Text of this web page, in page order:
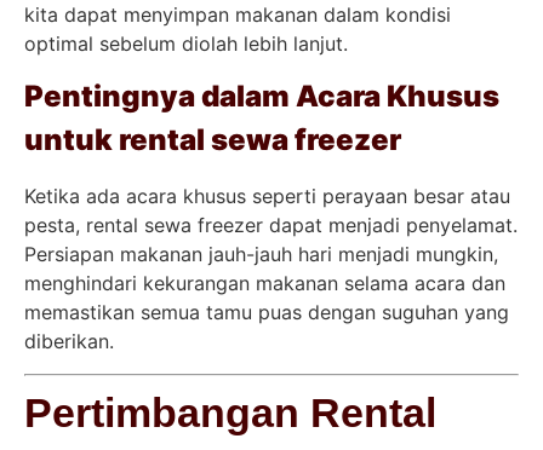
kita dapat menyimpan makanan dalam kondisi
optimal sebelum diolah lebih lanjut.
Pentingnya dalam Acara Khusus
untuk rental sewa freezer
Ketika ada acara khusus seperti perayaan besar atau
pesta, rental sewa freezer dapat menjadi penyelamat.
Persiapan makanan jauh-jauh hari menjadi mungkin,
menghindari kekurangan makanan selama acara dan
memastikan semua tamu puas dengan suguhan yang
diberikan.
Pertimbangan Rental